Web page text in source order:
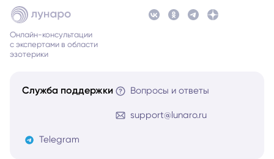
Онлайн-консультации
с экспертами в области
эзотерики
Служба поддержки Вопросы и ответы
support@lunaro.ru
Telegram